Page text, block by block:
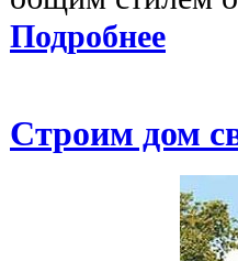
Подробнее
Строим дом